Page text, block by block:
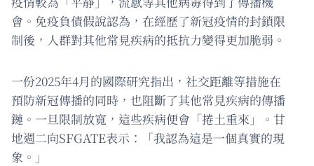
會。免疫負債假說認為，在經歷了新冠疫情的封鎖限
制後，人群對其他常見疾病的抵抗力變得更加脆弱。
一份2025年4月的國際研究指出，社交距離等措施在
預防新冠傳播的同時，也阻斷了其他常見疾病的傳播
鏈。一旦限制放寬，這些疾病便會「捲土重來」。甘
地週二向SFGATE表示：「我認為這是一個真實的現
象。」